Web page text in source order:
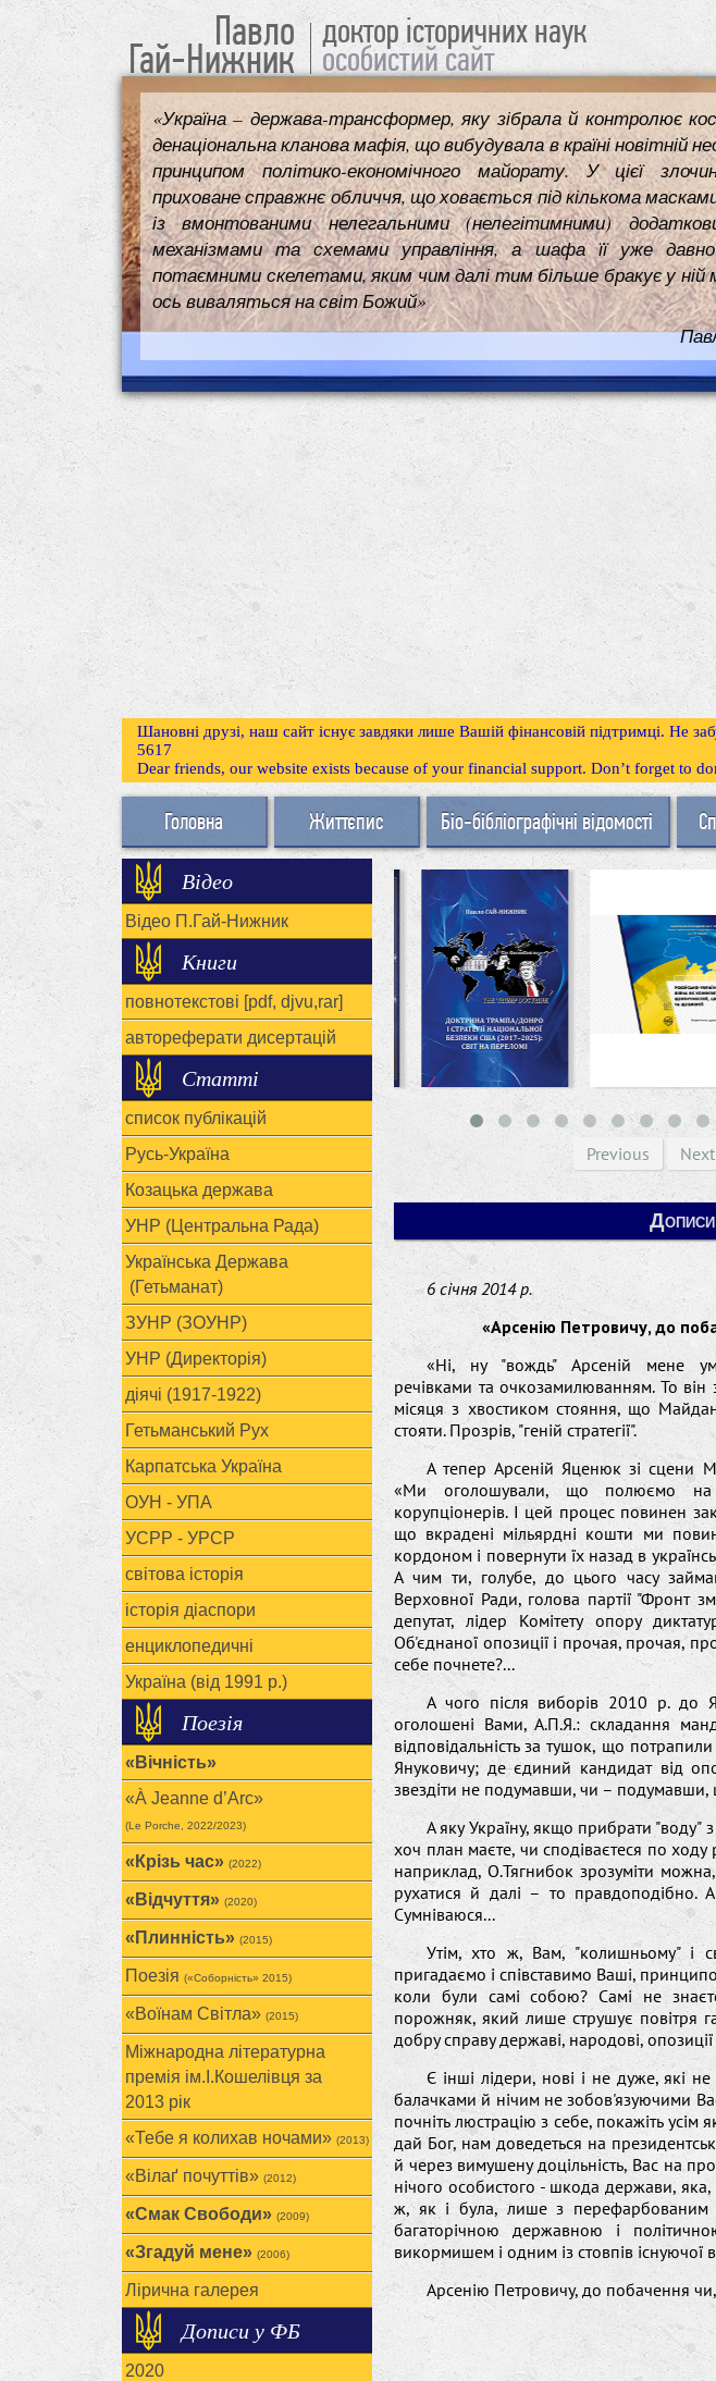
Павло
Гай-Нижник
доктор історичних наук
особистий сайт
«Україна – держава-трансформер, яку зібрала й контролює
денаціональна кланова мафія, що вибудувала в країні новітній
принципом політико-економічного майорату. У цієї
приховане справжнє обличчя, що ховається під кількома
із вмонтованими нелегальними (нелегітимними)
механізмами та схемами управління, а шафа її уже давно
потаємними скелетами, яким чим далі тим більше бракує у ній
ось виваляться на світ Божий»
Шановні друзі, наш сайт існує завдяки лише Вашій фінансовій підтримці. Не
5617
Dear friends, our website exists because of your financial support. Don’t forget to
Головна Життєпис Біо-бібліографічні відомості
Відео
Відео П.Гай-Нижник
Книги
повнотекстові [pdf, djvu,rar]
автореферати дисертацій
Статті
список публікацій
Русь-Україна
Козацька держава
УНР (Центральна Рада)
Українська Держава
(Гетьманат)
ЗУНР (ЗОУНР)
УНР (Директорія)
діячі (1917-1922)
Гетьманський Рух
Карпатська Україна
ОУН - УПА
УСРР - УРСР
світова історія
історія діаспори
енциклопедичні
Україна (від 1991 р.)
Поезія
«Вічність»
«À Jeanne d’Arc»
(Le Porche, 2022/2023)
«Крізь час» (2022)
«Відчуття» (2020)
«Плинність» (2015)
Поезія («Соборність» 2015)
«Воїнам Cвітла» (2015)
Міжнародна літературна
премія ім.І.Кошелівця за
2013 рік
«Тебе я колихав ночами» (2013)
«Вілаґ почуттів» (2012)
«Смак Свободи» (2009)
«Згадуй мене» (2006)
Лірична галерея
Дописи у ФБ
2020
Previous Next
6 січня 2014 р.
«Арсенію Петровичу, до
«Ні, ну "вождь" Арсеній мене
речівками та очкозамилюванням. То він
місяця з хвостиком стояння, що
стояти. Прозрів, "геній стратегії".
А тепер Арсеній Яценюк зі сцени
«Ми оголошували, що полюємо на
корупціонерів. І цей процес повинен
що вкрадені мільярдні кошти ми
кордоном і повернути їх назад в
А чим ти, голубе, до цього часу
Верховної Ради, голова партії "Фронт
депутат, лідер Комітету опору
Об'єднаної опозиції і прочая, прочая,
себе почнете?...
А чого після виборів 2010 р. до
оголошені Вами, А.П.Я.: складання
відповідальність за тушок, що
Януковичу; де єдиний кандидат від
звездіти не подумавши, чи – подумавши,
А яку Україну, якщо прибрати "воду"
хоч план маєте, чи сподіваєтеся по ходу
наприклад, О.Тягнибок зрозуміти
рухатися й далі – то правдоподібно.
Сумніваюся...
Утім, хто ж, Вам, "колишньому" і
пригадаємо і співставимо Ваші,
коли були самі собою? Самі не
порожняк, який лише струшує повітря
добру справу державі, народові,
Є інші лідери, нові і не дуже, які
балачками й нічим не зобов'язуючими
почніть люстрацію з себе, покажіть усім
дай Бог, нам доведеться на
й через вимушену доцільність, Вас на
нічого особистого - шкода держави,
ж, як і була, лише з
багаторічною державною і
викормишем і одним із стовпів існуючої
Арсенію Петровичу, до побачення